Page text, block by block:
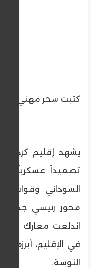
كتبت سحر مهني
​يشهد إقليم كردفان
تصعيداً عسكرياً هو
السوداني وقوات
محور رئيسي جديد
اندلعت معارك
في الإقليم،
النوسة.